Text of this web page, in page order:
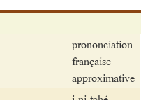
prononciation
française
approximative